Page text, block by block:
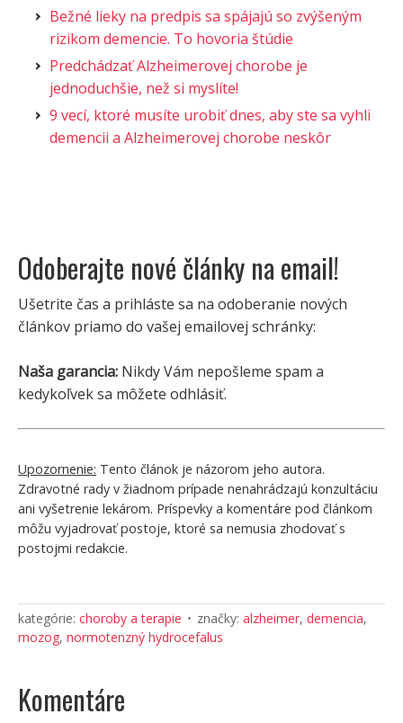
Bežné lieky na predpis sa spájajú so zvýšeným
rizikom demencie. To hovoria štúdie
Predchádzať Alzheimerovej chorobe je
jednoduchšie, než si myslíte!
9 vecí, ktoré musíte urobiť dnes, aby ste sa vyhli
demencii a Alzheimerovej chorobe neskôr
Odoberajte nové články na email!
Ušetrite čas a prihláste sa na odoberanie nových
článkov priamo do vašej emailovej schránky:
Naša garancia: Nikdy Vám nepošleme spam a
kedykoľvek sa môžete odhlásiť.
Upozornenie: Tento článok je názorom jeho autora.
Zdravotné rady v žiadnom prípade nenahrádzajú konzultáciu
ani vyšetrenie lekárom. Príspevky a komentáre pod článkom
môžu vyjadrovať postoje, ktoré sa nemusia zhodovať s
postojmi redakcie.
kategórie: choroby a terapie značky: alzheimer, demencia,
mozog, normotenzný hydrocefalus
Komentáre